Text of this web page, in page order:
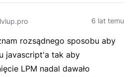
6 lat temu
rozsądnego sposobu aby
javascript'a tak aby
LPM nadal dawało